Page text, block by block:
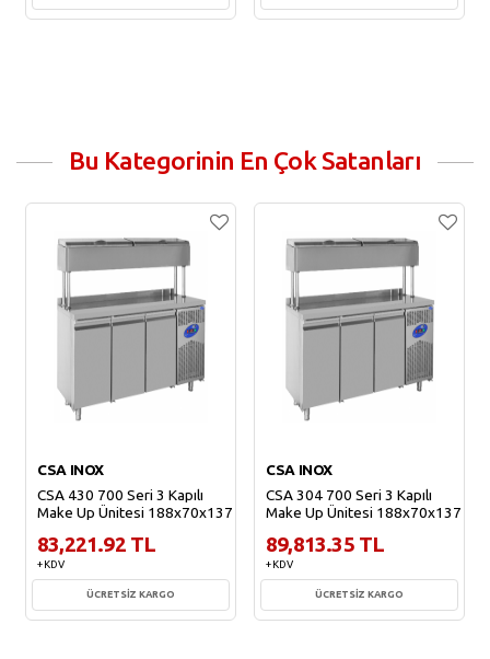
Bu Kategorinin En Çok Satanları
CSA INOX
CSA 430 700 Seri 3 Kapılı
Make Up Ünitesi 188x70x137
83,221.92 TL
+ KDV
ÜCRETSİZ KARGO
CSA INOX
CSA 304 700 Seri 3 Kapılı
Make Up Ünitesi 188x70x137
89,813.35 TL
+ KDV
ÜCRETSİZ KARGO